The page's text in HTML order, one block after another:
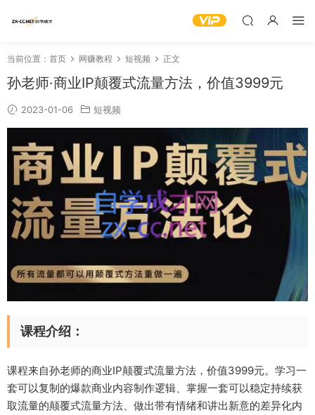
当前位置： 首页 网赚教程 短视频 正文
孙老师·商业IP颠覆式流量方法，价值3999元
2023-01-06 短视频
课程介绍：
课程来自孙老师的商业IP颠覆式流量方法，价值3999元。学习一
套可以复制的爆款商业内容制作逻辑、掌握一套可以稳定持续获
取流量的颠覆式流量方法、做出带有情绪和讲出新意的差异化内